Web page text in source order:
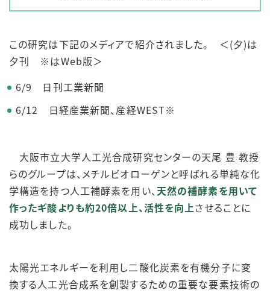
この研究は下記のメディアで紹介されました。 ＜(夕)は
夕刊 ※はWeb版＞
6/9 日刊工業新聞
6/12 日経産業新聞、産経WEST※
大阪市立大学人工光合成研究センターの天尾 豊 教授
らのグループは、メチルビオローゲンと呼ばれる単純な化
学構造を持つ人工補酵素を用い、 天然の補酵素を用いて
作ったギ酸よりも約20倍以上、活性を向上させることに
成功しました。
太陽光エネルギーを利用し二酸化炭素を有機分子に変
換する人工光合成系を創製するための重要な要素技術の